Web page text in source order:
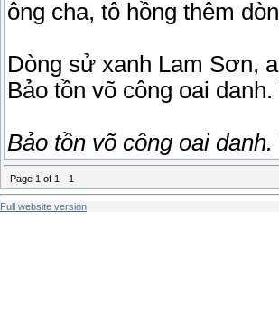
ông cha, tô hồng thêm
Dòng sử xanh Lam Sơn,
Bảo tồn võ công oai
Bảo tồn võ công oai
Page 1 of 1 1
Full website version